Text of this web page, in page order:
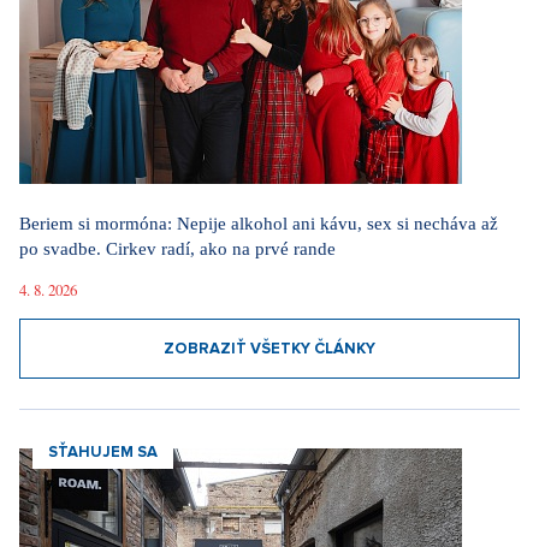
Beriem si mormóna: Nepije alkohol ani kávu, sex si necháva až
po svadbe. Cirkev radí, ako na prvé rande
4. 8. 2026
ZOBRAZIŤ VŠETKY ČLÁNKY
SŤAHUJEM SA